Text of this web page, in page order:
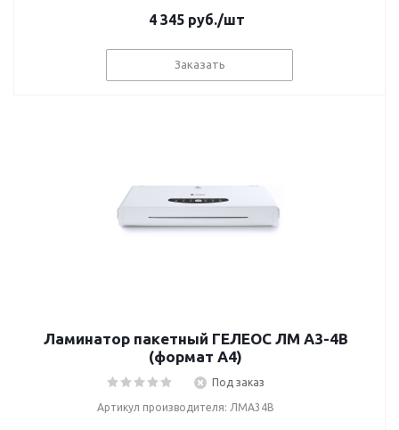
4 345руб./шт
Заказать
Ламинатор пакетный ГЕЛЕОС ЛМ A3-4В
(формат А4)
Под заказ
Артикул производителя: ЛМА34В